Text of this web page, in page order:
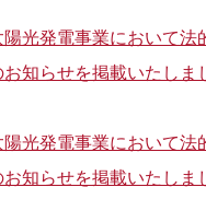
光発電事業において法
知らせを掲載いたしま
光発電事業において法
知らせを掲載いたしま